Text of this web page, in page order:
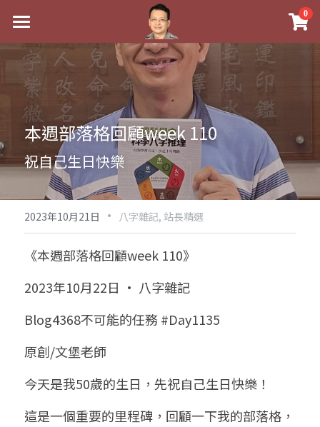
0
最新消息
關於我
實體經營
祖傳命理
手工印鑑
課程介紹
五行八字學
後天派陽宅
Blog
黃金會員專區
八字雜記
心靈成長
人氣最高
站長精選
臉書生活
好書推廌
試閱專區
Podcast聽書
團隊訓練營
八字視頻
陽宅視頻
線上直播
自我挑戰
線上學苑
八字初階班1
八字初階班2
八字進階班
八字中階班
八字高階班
命理商城
八字完整班
《十神高階實戰錄》完整典藏版
科學八字推理PDF
八字批命
我的著作
科學八字推理1
科學八字推理2
科學八字推理3
與我預約
批命預約
上課預約
登錄/註冊
搜索
本週部落格回顧week 110
祝自己生日快樂
2023年10月21日 · 八字雜記, 站長精選
《本週部落格回顧week 110》
2023年10月22日 · 八字雜記
Blog4368不可能的任務 #Day1135
原創/文堡老師
今天是我50歲的生日，先祝自己生日快樂！
這是一個重要的里程碑，回顧一下我的部落格，
×
商品分類
八字線上完整班
科學八字推理PDF
《十神高階實戰錄》完整典藏版
1美元超值PDF